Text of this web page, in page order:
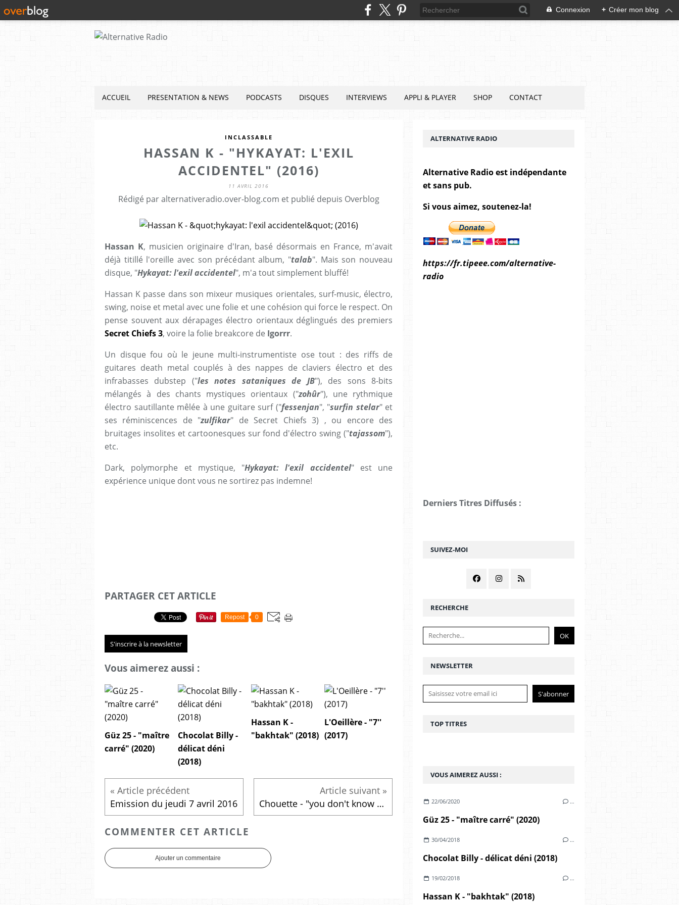
Connexion + Créer mon blog
ACCUEIL PRESENTATION & NEWS PODCASTS DISQUES INTERVIEWS APPLI & PLAYER SHOP CONTACT
INCLASSABLE
HASSAN K - "HYKAYAT: L'EXIL
ACCIDENTEL" (2016)
11 AVRIL 2016
Rédigé par alternativeradio.over-blog.com et publié depuis Overblog
Hassan K, musicien originaire d'Iran, basé désormais en France, m'avait
déjà titillé l'oreille avec son précédant album, "talab". Mais son nouveau
disque, "Hykayat: l'exil accidentel", m'a tout simplement bluffé!
Hassan K passe dans son mixeur musiques orientales, surf-music, électro,
swing, noise et metal avec une folie et une cohésion qui force le respect. On
pense souvent aux dérapages électro orientaux déglingués des premiers
Secret Chiefs 3, voire la folie breakcore de Igorrr.
Un disque fou où le jeune multi-instrumentiste ose tout : des riffs de
guitares death metal couplés à des nappes de claviers électro et des
infrabasses dubstep ("les notes sataniques de JB"), des sons 8-bits
mélangés à des chants mystiques orientaux ("zohûr"), une rythmique
électro sautillante mêlée à une guitare surf ("fessenjan", "surfin stelar" et
ses réminiscences de "zulfikar" de Secret Chiefs 3) , ou encore des
bruitages insolites et cartoonesques sur fond d'électro swing ("tajassom"),
etc.
Dark, polymorphe et mystique, "Hykayat: l'exil accidentel" est une
expérience unique dont vous ne sortirez pas indemne!
PARTAGER CET ARTICLE
Repost 0
S'inscrire à la newsletter
Vous aimerez aussi :
Güz 25 - "maître
carré" (2020)
Chocolat Billy -
délicat déni
(2018)
Hassan K -
"bakhtak" (2018)
L'Oeillère - "7''
(2017)
Emission du jeudi 7 avril 2016 Chouette - "you don't know why you run" (2016)
COMMENTER CET ARTICLE
Ajouter un commentaire
NEWSLETTER
SUIVEZ-MOI
RECHERCHE
VOUS AIMEREZ AUSSI :
22/06/2020 …
Güz 25 - "maître carré" (2020)
30/04/2018 …
Chocolat Billy - délicat déni (2018)
19/02/2018 …
Hassan K - "bakhtak" (2018)
ALTERNATIVE RADIO
Alternative Radio est indépendante
et sans pub.
Si vous aimez, soutenez-la!
https://fr.tipeee.com/alternative-
radio
Derniers Titres Diffusés :
TOP TITRES